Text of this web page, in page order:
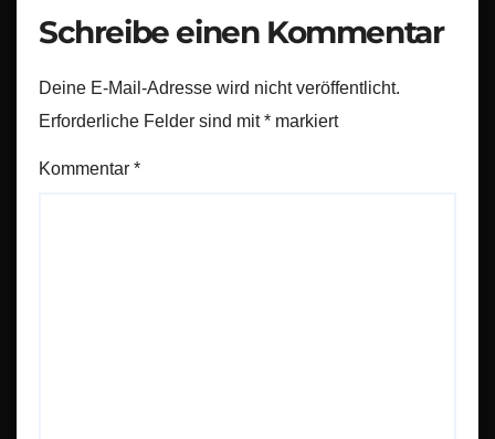
Schreibe einen Kommentar
Deine E-Mail-Adresse wird nicht veröffentlicht.
Erforderliche Felder sind mit* markiert
Kommentar *